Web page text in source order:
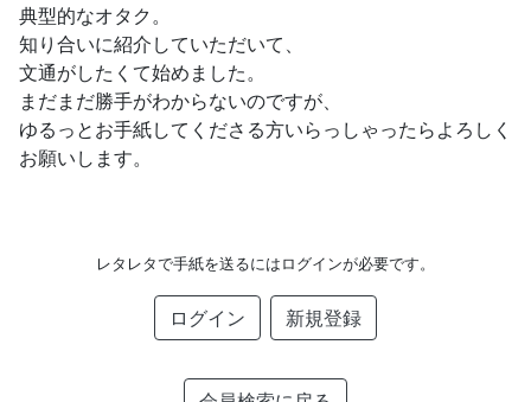
典型的なオタク。
知り合いに紹介していただいて、
文通がしたくて始めました。
まだまだ勝手がわからないのですが、
ゆるっとお手紙してくださる方いらっしゃったらよろしく
お願いします。
レタレタで手紙を送るにはログインが必要です。
ログイン 新規登録